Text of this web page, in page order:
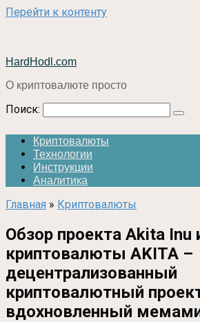
Перейти к контенту
HardHodl.com
О криптовалюте просто
Поиск:
Криптовалюты
Технологии
Инструкции
Аналитика
Главная » Криптовалюты
Обзор проекта Akita Inu
криптовалюты AKITA –
децентрализованный
криптовалютный
вдохновленный